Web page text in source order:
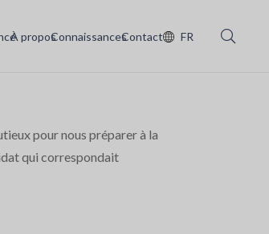
À proposConnaissancesContact FR
pour nous préparer à la
qui correspondait